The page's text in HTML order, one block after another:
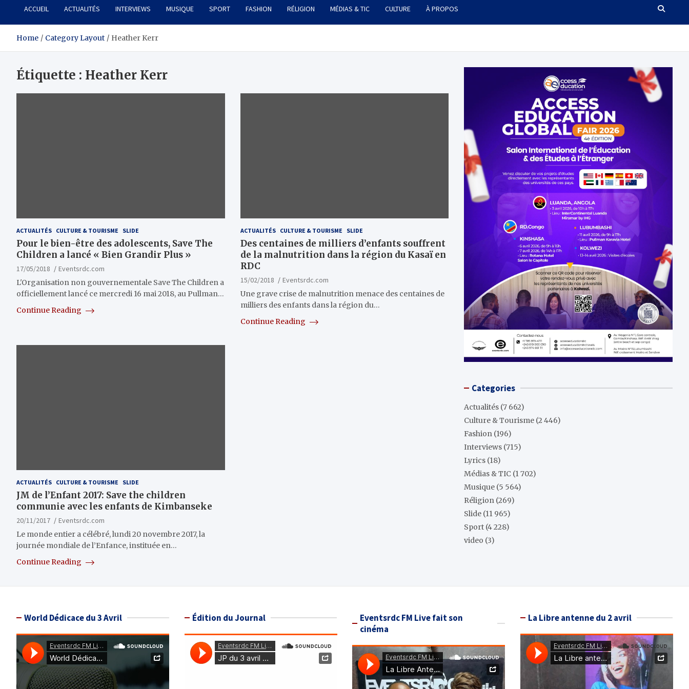
ACCUEIL ACTUALITÉS INTERVIEWS MUSIQUE SPORT FASHION RÉLIGION MÉDIAS & TIC CULTURE À PROPOS
Home Category Layout Heather Kerr
Étiquette : Heather Kerr
ACTUALITÉS CULTURE & TOURISME SLIDE
Pour le bien-être des adolescents, Save The
Children a lancé « Bien Grandir Plus »
17/05/2018
Eventsrdc.com
L'Organisation non gouvernementale Save The Children a
officiellement lancé ce mercredi 16 mai 2018, au Pullman…
Continue Reading
ACTUALITÉS CULTURE & TOURISME SLIDE
Des centaines de milliers d’enfants souffrent
de la malnutrition dans la région du Kasaï en
RDC
15/02/2018
Eventsrdc.com
Une grave crise de malnutrition menace des centaines de
milliers des enfants dans la région du…
Continue Reading
ACTUALITÉS CULTURE & TOURISME SLIDE
JM de l’Enfant 2017: Save the children
communie avec les enfants de Kimbanseke
20/11/2017
Eventsrdc.com
Le monde entier a célébré, lundi 20 novembre 2017, la
journée mondiale de l’Enfance, instituée en…
Continue Reading
Categories
Actualités (7 662)
Culture & Tourisme (2 446)
Fashion (196)
Interviews (715)
Lyrics (18)
Médias & TIC (1 702)
Musique (5 564)
Réligion (269)
Slide (11 965)
Sport (4 228)
video (3)
World Dédicace du 3 Avril Édition du Journal
Eventsrdc FM Live fait son
cinéma
La Libre antenne du 2 avril